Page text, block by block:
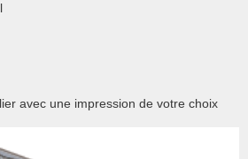
avec une impression de votre choix